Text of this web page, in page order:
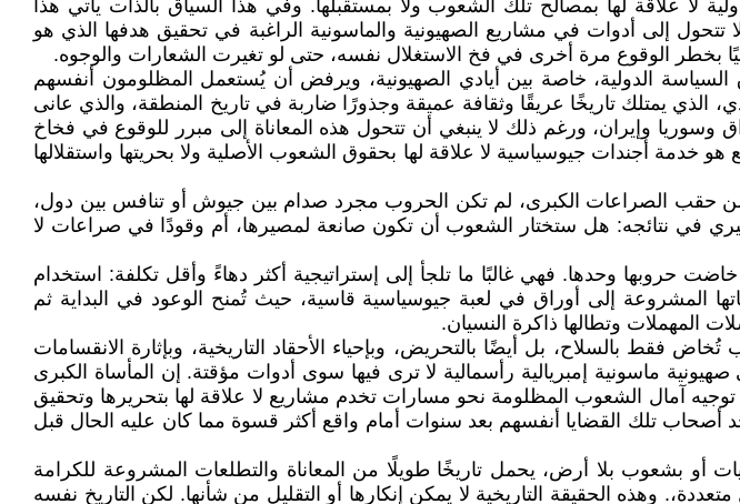
علاقة لها بمصالح تلك الشعوب ولا بمستقبلها. وفي هذا السياق بالذات يأتي هذا
إلى أدوات في مشاريع الصهيونية والماسونية الراغبة في تحقيق هدفها الذي هو
بخطر الوقوع مرة أخرى في فخ الاستغلال نفسه، حتى لو تغيرت الشعارات والوجوه.
الدولية، خاصة بين أيادي الصهيونية، ويرفض أن يُستعمل المظلومون أنفسهم
يمتلك تاريخًا عريقًا وثقافة عميقة وجذورًا ضاربة في تاريخ المنطقة، والذي عانى
وإيران، ورغم ذلك لا ينبغي أن تتحول هذه المعاناة إلى مبرر للوقوع في فخاخ
أجندات جيوسياسية لا علاقة لها بحقوق الشعوب الأصلية ولا بحريتها واستقلالها
حقب الصراعات الكبرى، لم تكن الحروب مجرد صدام بين جيوش أو تنافس بين دول،
في نتائجه: هل ستختار الشعوب أن تكون صانعة لمصيرها، أم وقودًا في صراعات لا
حروبها وحدها. فهي غالبًا ما تلجأ إلى إستراتيجية أكثر دهاءً وأقل تكلفة: استخدام
المشروعة إلى أوراق في لعبة جيوسياسية قاسية، حيث تُمنح الوعود في البداية ثم
المهملات وتطالها ذاكرة النسيان.
فقط بالسلاح، بل أيضًا بالتحريض، وبإحياء الأحقاد التاريخية، وبإثارة الانقسامات
ماسونية إمبريالية رأسمالية لا ترى فيها سوى أدوات مؤقتة. إن المأساة الكبرى
آمال الشعوب المظلومة نحو مسارات تخدم مشاريع لا علاقة لها بتحريرها وتحقيق
تلك القضايا أنفسهم بعد سنوات أمام واقع أكثر قسوة مما كان عليه الحال قبل
أو بشعوب بلا أرض، يحمل تاريخًا طويلًا من المعاناة والتطلعات المشروعة للكرامة
وهذه الحقيقة التاريخية لا يمكن إنكارها أو التقليل من شأنها. لكن التاريخ نفسه